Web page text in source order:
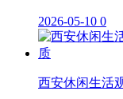
2026-05-10 0
西安休闲生活